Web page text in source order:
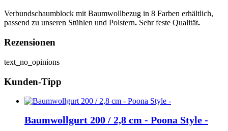
Verbundschaumblock mit Baumwollbezug in 8 Farben erhältlich,
passend zu unseren Stühlen und Polstern. Sehr feste Qualität.
Rezensionen
text_no_opinions
Kunden-Tipp
Baumwollgurt 200 / 2,8 cm - Poona Style -